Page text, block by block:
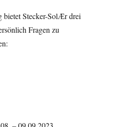
bietet Stecker-SolӔr drei
Fragen zu